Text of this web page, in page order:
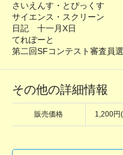
さいえんす・とぴっくす
サイエンス・スクリーン
日記 十一月X日
てれぽーと
第二回SFコンテスト審査員
その他の詳細情報
販売価格 1,200円